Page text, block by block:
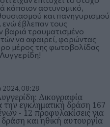
κάποιον αστυνομικό,
και πανηγυρισμού
έβλεπαν τους
βαριά τραυματισμένο
να αφαιρεί, φορώντας
μέρος της φωτοβολίδας
2024, 08:28
Δικογραφία
την εγκληματική δράση 167
- 12 προφυλακίσεις για
και ηθική αυτουργία